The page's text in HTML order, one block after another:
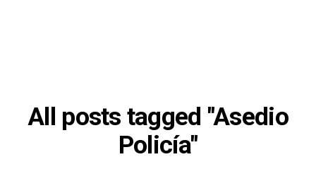
All posts tagged "Asedio
Policía"